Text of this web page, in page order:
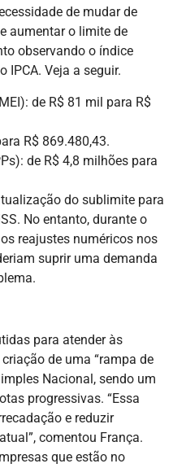
de mudar de
aumentar o limite de
observando o índice
Veja a seguir.
de R$ 81 mil para R$
R$ 869.480,43.
de R$ 4,8 milhões para
do sublimite para
No entanto, durante o
reajustes numéricos nos
suprir uma demanda
para atender às
de uma “rampa de
Nacional, sendo um
progressivas. “Essa
e reduzir
comentou França.
que estão no